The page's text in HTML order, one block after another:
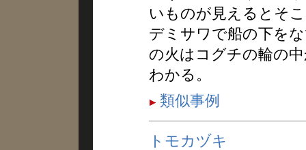
いものが見えるとそ
デミサワで船の下を
の火はコグチの輪の
わかる。
類似事例
トモカヅキ